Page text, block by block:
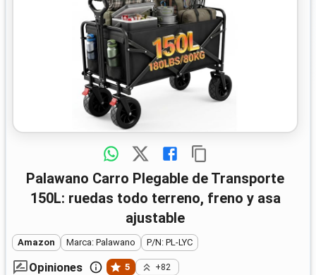
Palawano Carro Plegable de Transporte
150L: ruedas todo terreno, freno y asa
ajustable
Amazon Marca: Palawano P/N: PL-LYC
Opiniones 5 +82